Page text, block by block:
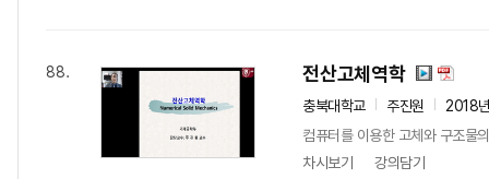
88. 전산고체역학
충북대학교 주진원
2018
컴퓨터를 이용한 고체와 구조물
차시보기
강의담기